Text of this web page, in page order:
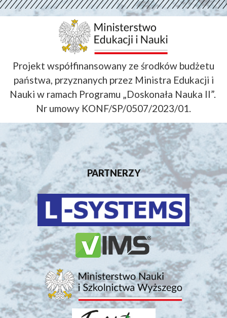
Projekt współfinansowany ze środków budżetu
państwa, przyznanych przez Ministra Edukacji i
Nauki w ramach Programu „Doskonała Nauka II”.
Nr umowy KONF/SP/0507/2023/01.
PARTNERZY